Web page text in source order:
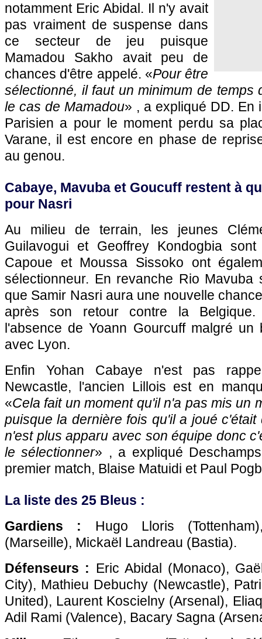
notamment Eric Abidal. Il n'y avait
pas vraiment de suspense dans
ce secteur de jeu puisque
Mamadou Sakho avait peu de
chances d'être appelé. «Pour être
sélectionné, il faut un minimum de temps
le cas de Mamadou» , a expliqué DD. En
Parisien a pour le moment perdu sa
Varane, il est encore en phase de
au genou.
Cabaye, Mavuba et Goucuff restent à
pour Nasri
Au milieu de terrain, les jeunes
Guilavogui et Geoffrey Kondogbia
Capoue et Moussa Sissoko ont
sélectionneur. En revanche Rio Mavuba
que Samir Nasri aura une nouvelle
après son retour contre la Belgique.
l'absence de Yoann Gourcuff malgré
avec Lyon.
Enfin Yohan Cabaye n'est pas
Newcastle, l'ancien Lillois est en
«Cela fait un moment qu'il n'a pas mis un
puisque la dernière fois qu'il a joué c'était
n'est plus apparu avec son équipe donc
le sélectionner» , a expliqué
premier match, Blaise Matuidi et Paul
La liste des 25 Bleus :
Gardiens : Hugo Lloris
(Marseille), Mickaël Landreau (Bastia).
Défenseurs : Eric Abidal (Monaco),
City), Mathieu Debuchy (Newcastle),
United), Laurent Koscielny (Arsenal),
Adil Rami (Valence), Bacary Sagna